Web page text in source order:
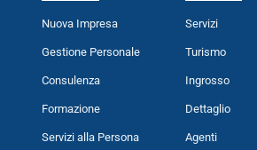
Nuova Impresa
Gestione Personale
Consulenza
Formazione
Servizi alla Persona
Servizi
Turismo
Ingrosso
Dettaglio
Agenti